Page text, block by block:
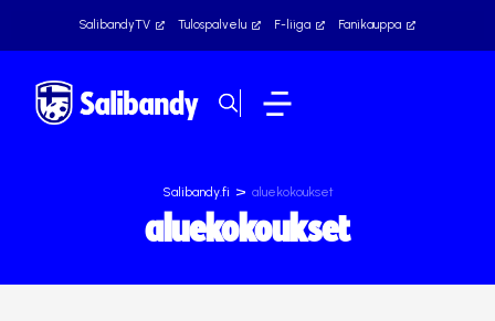
SalibandyTV Tulospalvelu F-liiga Fanikauppa
Salibandy.fi > aluekokoukset
aluekokoukset